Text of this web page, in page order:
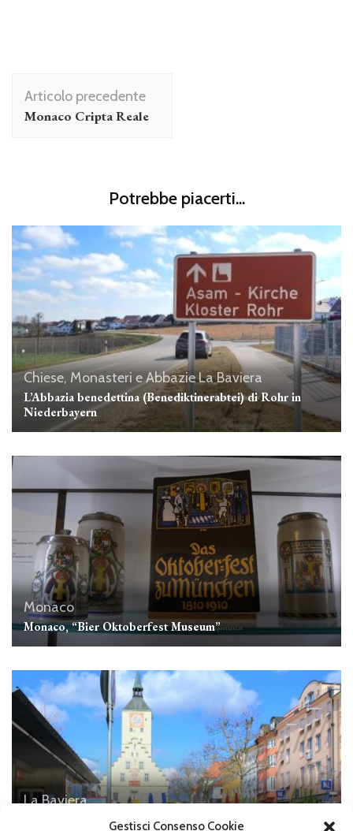
Gestisci Consenso Cookie
Navigazione
articolo
Articolo precedente
Monaco Cripta Reale
Potrebbe piacerti...
Chiese, Monasteri e AbbazieLa Baviera
L’Abbazia benedettina (Benediktinerabtei) di Rohr in
Niederbayern
Monaco
Monaco, “Bier Oktoberfest Museum”
La Baviera
La città di Deggendorf